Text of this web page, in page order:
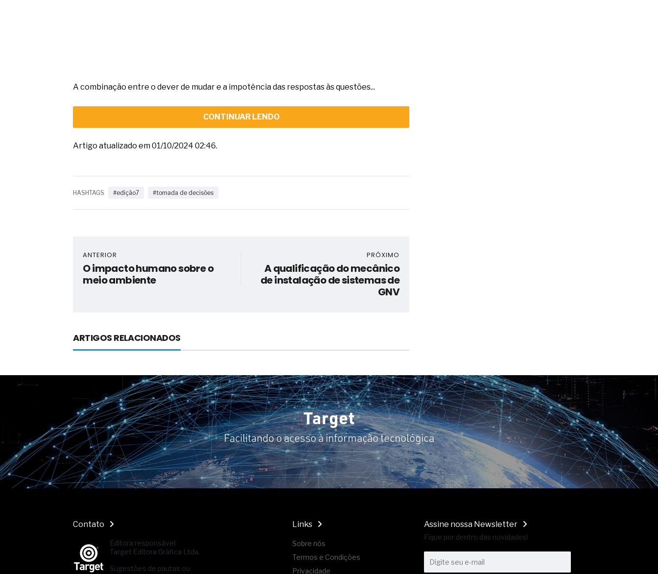
A combinação entre o dever de mudar e a impotência das respostas às questões...
CONTINUAR LENDO
Artigo atualizado em 01/10/2024 02:46.
HASHTAGS #edição7 #tomada de decisões
ANTERIOR
O impacto humano sobre o
meio ambiente
PRÓXIMO
A qualificação do mecânico
de instalação de sistemas de
GNV
ARTIGOS RELACIONADOS
Target
Facilitando o acesso à informação tecnológica
Contato
Editora responsável:
Target Editora Gráfica Ltda.
Sugestões de pautas ou
Links
Sobre nós
Termos e Condições
Privacidade
Assine nossa Newsletter
Fique por dentro das novidades!